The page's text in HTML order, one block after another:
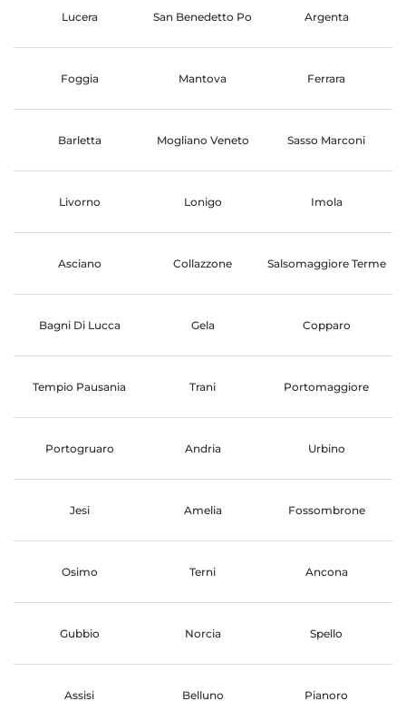
Lucera San Benedetto Po Argenta
Foggia Mantova Ferrara
Barletta Mogliano Veneto Sasso Marconi
Livorno Lonigo Imola
Asciano Collazzone Salsomaggiore Terme
Bagni Di Lucca Gela Copparo
Tempio Pausania Trani Portomaggiore
Portogruaro Andria Urbino
Jesi Amelia Fossombrone
Osimo Terni Ancona
Gubbio Norcia Spello
Assisi Belluno Pianoro